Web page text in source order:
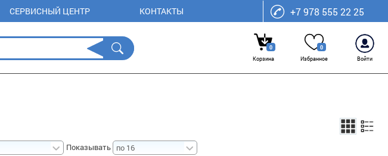
СЕРВИСНЫЙ ЦЕНТР КОНТАКТЫ +7 978 555 22 25
0
Корзина
0
Избранное
Войти
Показывать